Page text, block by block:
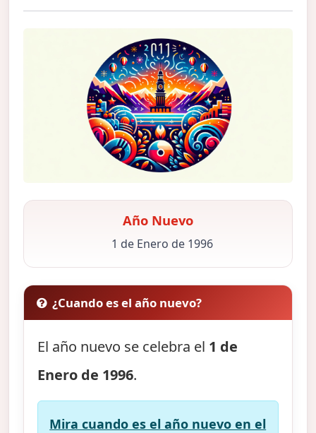
Año Nuevo
1 de Enero de 1996
¿Cuando es el año nuevo?
El año nuevo se celebra el 1 de
Enero de 1996.
Mira cuando es el año nuevo en el